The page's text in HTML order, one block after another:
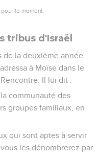
le moment.
tribus d'Israël
de la deuxième année
à Moïse dans le
Il lui dit :
communauté des
groupes familiaux, en
qui sont aptes à servir
vous les dénombrerez par